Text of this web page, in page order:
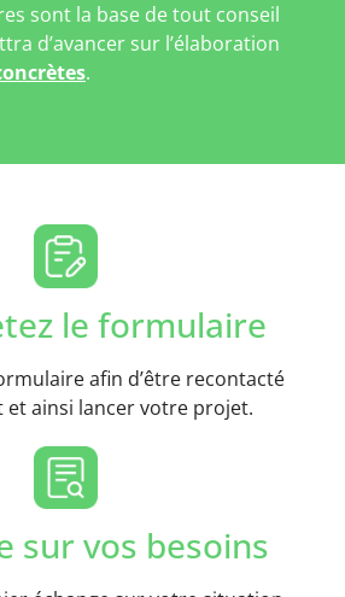
sont la base de tout conseil
d’avancer sur l’élaboration
.
le formulaire
afin d’être recontacté
et ainsi lancer votre projet.
sur vos besoins